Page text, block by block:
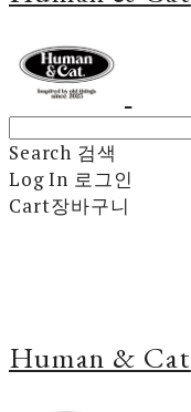
Search 검색
Log In 로그인
Cart장바구니
Human & Cat